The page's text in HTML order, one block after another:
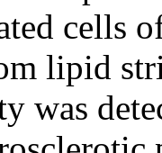
cells
lipid
was